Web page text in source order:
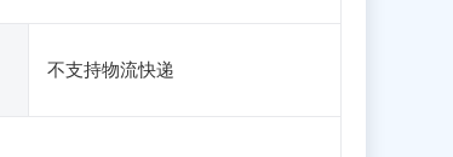
不支持物流快递